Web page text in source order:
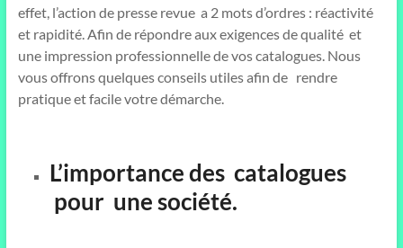
effet, l’action de presse revue a 2 mots d’ordres : réactivité
et rapidité. Afin de répondre aux exigences de qualité et
une impression professionnelle de vos catalogues. Nous
vous offrons quelques conseils utiles afin de rendre
pratique et facile votre démarche.
L’importance des catalogues
pour une société.